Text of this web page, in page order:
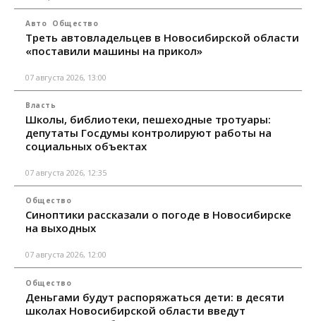
Авто Общество
Треть автовладельцев в Новосибирской области
«поставили машины на прикол»
07 августа 2026, 13:00
Власть
Школы, библиотеки, пешеходные тротуары:
депутаты Госдумы контролируют работы на
социальных объектах
07 августа 2026, 12:35
Общество
Синоптики рассказали о погоде в Новосибирске
на выходных
07 августа 2026, 12:00
Общество
Деньгами будут распоряжаться дети: в десяти
школах Новосибирской области введут